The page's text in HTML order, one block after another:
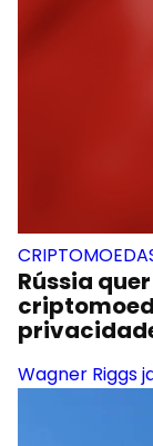
Rússia
Wagner Riggs